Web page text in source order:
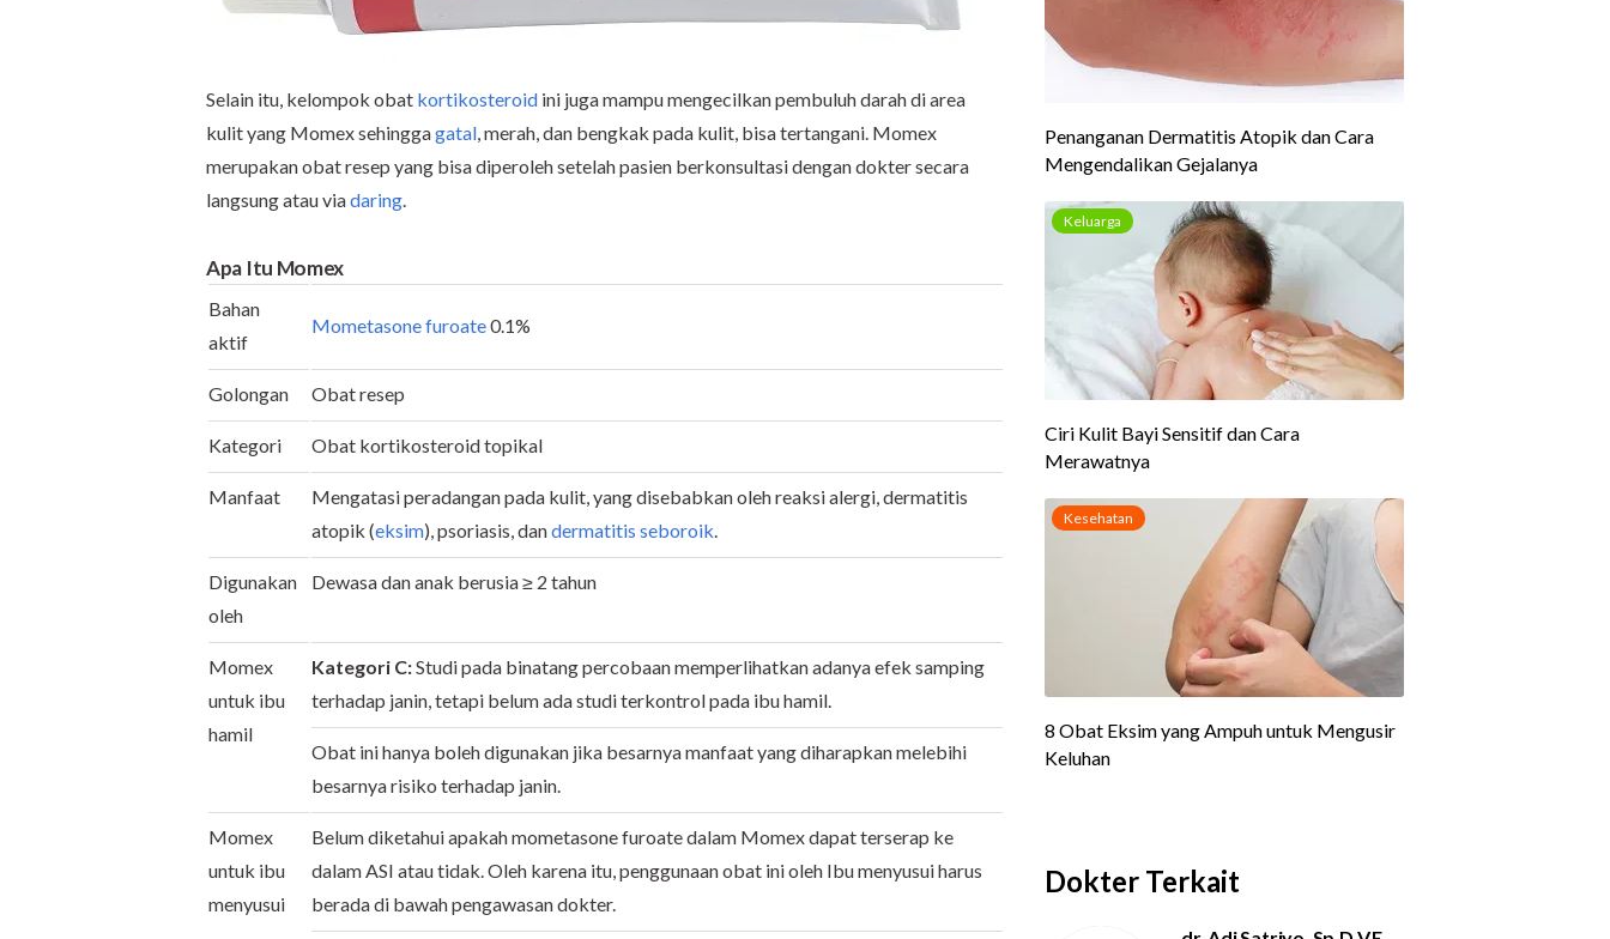
Selain itu, kelompok obat kortikosteroid ini juga mampu mengecilkan pembuluh darah di area
kulit yang Momex sehinggagatal, merah, dan bengkak pada kulit, bisa tertangani. Momex
merupakan obat resep yang bisa diperoleh setelah pasien berkonsultasi dengan dokter secara
langsung atau viadaring.
Apa Itu Momex
Bahan
aktif
Mometasone furoate0.1%
Golongan Obat resep
Kategori Obat kortikosteroid topikal
Manfaat
Mengatasi peradangan pada kulit, yang disebabkan oleh reaksi alergi, dermatitis
atopik (eksim), psoriasis, dandermatitis seboroik.
Digunakan
oleh
Dewasa dan anak berusia≥ 2 tahun
Momex
untuk ibu
hamil
Kategori C:Studi pada binatang percobaan memperlihatkan adanya efek samping
terhadap janin, tetapi belum ada studi terkontrol pada ibu hamil.
Obat ini hanya boleh digunakan jika besarnya manfaat yang diharapkan melebihi
besarnya risiko terhadap janin.
Momex
untuk ibu
menyusui
Belum diketahui apakah mometasone furoate dalam Momex dapat terserap ke
dalam ASI atau tidak. Oleh karena itu, penggunaan obat ini oleh Ibu menyusui harus
berada di bawah pengawasan dokter.
Dokter Terkait